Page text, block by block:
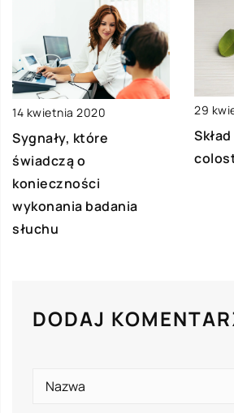
14 kwietnia 2020
Sygnały, które
świadczą o
konieczności
wykonania badania
słuchu
29
DODAJ